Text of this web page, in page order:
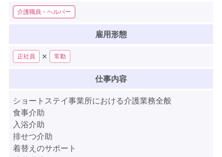
介護職員・ヘルパー
雇用形態
正社員 ✕ 常勤
仕事内容
ショートステイ事業所における介護業務全般
食事介助
入浴介助
排せつ介助
着替えのサポート